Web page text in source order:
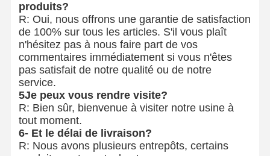
produits?
R: Oui, nous offrons une garantie de satisfaction
de 100% sur tous les articles. S'il vous plaît
n'hésitez pas à nous faire part de vos
commentaires immédiatement si vous n'êtes
pas satisfait de notre qualité ou de notre
service.
5Je peux vous rendre visite?
R: Bien sûr, bienvenue à visiter notre usine à
tout moment.
6- Et le délai de livraison?
R: Nous avons plusieurs entrepôts, certains